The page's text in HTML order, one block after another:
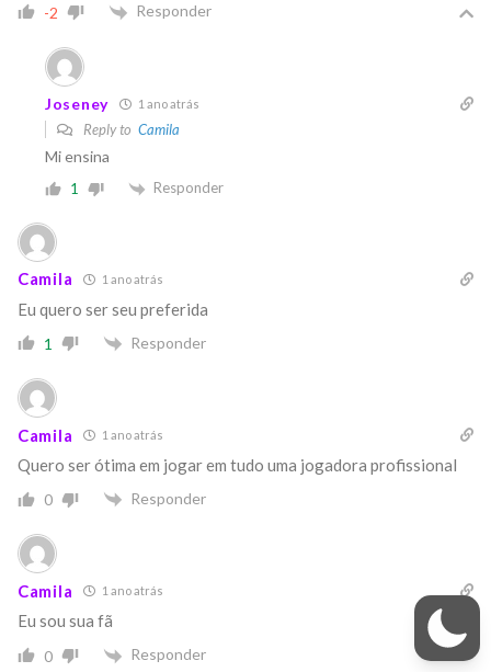
-2 Responder
Joseney 1 ano atrás
Reply to Camila
Mi ensina
1 Responder
Camila 1 ano atrás
Eu quero ser seu preferida
1 Responder
Camila 1 ano atrás
Quero ser ótima em jogar em tudo uma jogadora profissional
0 Responder
Camila 1 ano atrás
Eu sou sua fã
0 Responder